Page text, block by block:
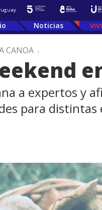
Noticias
CANOA .
a expertos y
para distintas